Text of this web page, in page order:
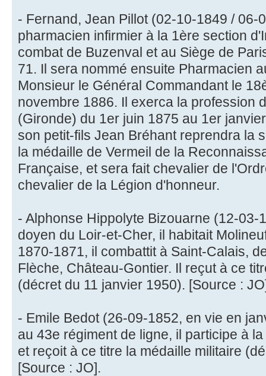
- Fernand, Jean Pillot (02-10-1849 / 06-
pharmacien infirmier à la 1ère section
combat de Buzenval et au Siège de
71. Il sera nommé ensuite Pharmacien
Monsieur le Général Commandant le
novembre 1886. Il exerca la profession
(Gironde) du 1er juin 1875 au 1er
son petit-fils Jean Bréhant reprendra la
la médaille de Vermeil de la
Française, et sera fait chevalier de
chevalier de la Légion d'honneur.
- Alphonse Hippolyte Bizouarne (12-03-
doyen du Loir-et-Cher, il habitait
1870-1871, il combattit à Saint-Calais,
Flèche, Château-Gontier. Il reçut à ce
(décret du 11 janvier 1950). [Source :
- Emile Bedot (26-09-1852, en vie en
au 43e régiment de ligne, il participe à
et reçoit à ce titre la médaille militaire
[Source : JO].